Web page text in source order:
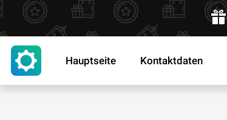
Hauptseite Kontaktdaten